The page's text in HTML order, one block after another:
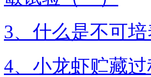
3、什么是不可
4、小龙虾贮藏